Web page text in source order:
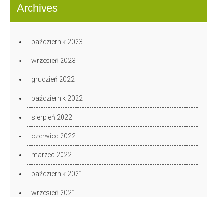
Archives
październik 2023
wrzesień 2023
grudzień 2022
październik 2022
sierpień 2022
czerwiec 2022
marzec 2022
październik 2021
wrzesień 2021